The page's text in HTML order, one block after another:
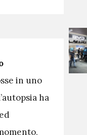
in uno
ha